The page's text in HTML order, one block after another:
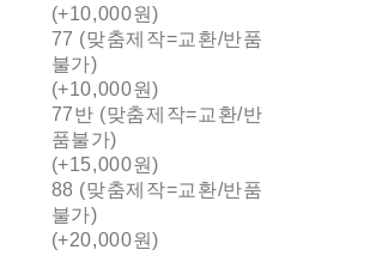
(+10,000원)
77 (맞춤제작=교환/반품
불가)
(+10,000원)
77반 (맞춤제작=교환/반
품불가)
(+15,000원)
88 (맞춤제작=교환/반품
불가)
(+20,000원)